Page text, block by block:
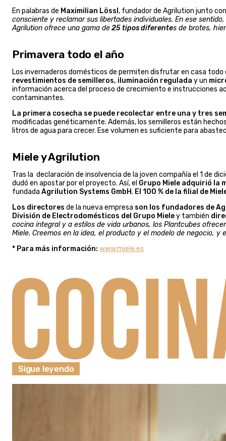
En palabras de Maximilian Lössl , fundador de Agrilution junto
consciente y reclamar sus libertades individuales. En ese
Agrilution ofrece una gama de25 tipos diferentes de brotes,
Primavera todo el año
Los invernaderos domésticos de permiten disfrutar en casa
revestimientos de semilleros, iluminación regulada y un
información acerca del proceso de crecimiento e instrucciones
contaminantes.
La primera cosecha se puede recolectar entre una y tres
modificadas genéticamente. Además, los semilleros están
litros de agua para crecer. Ese volumen es suficiente para
Miele y Agrilution
Tras la declaración de insolvencia de la joven compañía el 1 de
dudó en apostar por el proyecto. Así, el Grupo Miele adquirió la
fundada Agrilution Systems GmbH. El 100 % de la filial de
Los directores de la nueva empresa son los fundadores de
División de Electrodomésticos del Grupo Mieley también
cocina integral y a estilos de vida urbanos, los Plantcubes
Miele. Creemos en la idea, el producto y el modelo de negocio,
* Para más información: www.miele.es
Sigue leyendo